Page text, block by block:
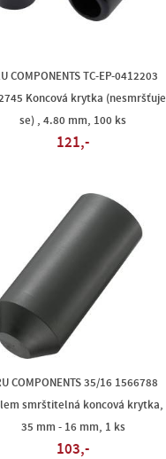
COMPONENTS TC-EP-0412203
Koncová krytka (nesmršťuje
se) , 4.80 mm, 100 ks
121,-
COMPONENTS 35/16 1566788
smrštitelná koncová krytka,
35 mm - 16 mm, 1 ks
103,-